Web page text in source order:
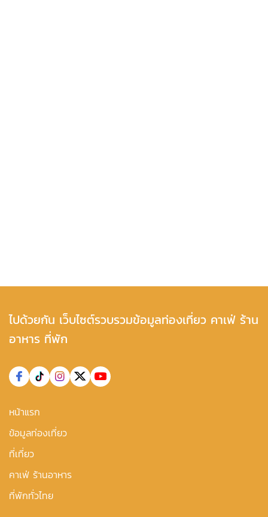
ไปด้วยกัน เว็บไซต์รวบรวมข้อมูลท่องเที่ยว คาเฟ่ ร้าน
อาหาร ที่พัก
หน้าแรก
ข้อมูลท่องเที่ยว
ที่เที่ยว
คาเฟ่ ร้านอาหาร
ที่พักทั่วไทย